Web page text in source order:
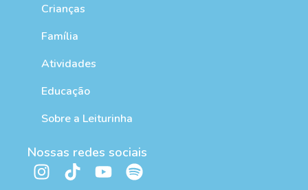
Crianças
Família
Atividades
Educação
Sobre a Leiturinha
Nossas redes sociais